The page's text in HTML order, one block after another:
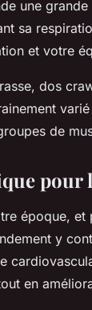
une
sa
et votre
dos
de
pour
époque, et
y
en